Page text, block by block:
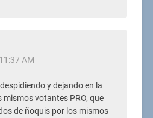
AM
y dejando en la
mismos votantes PRO, que
de ñoquis por los mismos